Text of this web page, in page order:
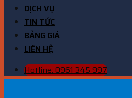
DỊCH VỤ
TIN TỨC
BẢNG GIÁ
LIÊN HỆ
Hotline: 0961 345 997